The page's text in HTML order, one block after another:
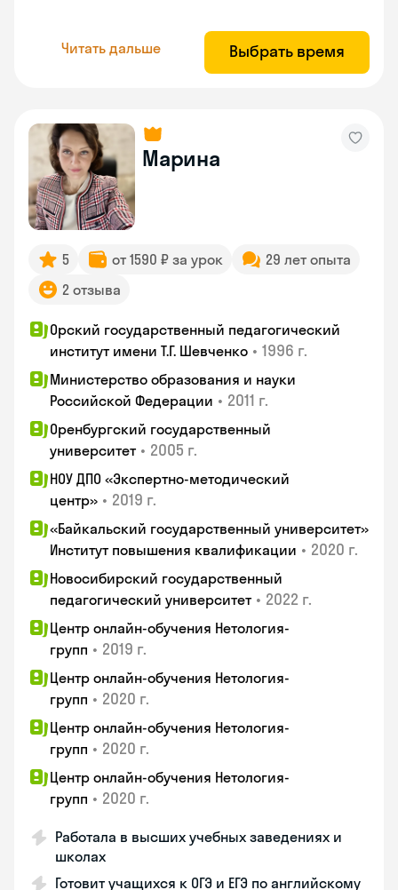
Читать дальше Выбрать время
Марина
5 от 1590 ₽ за урок
29 лет опыта
2 отзыва
Орский государственный педагогический
институт имени Т.Г. Шевченко • 1996 г.
Министерство образования и науки
Российской Федерации • 2011 г.
Оренбургский государственный
университет • 2005 г.
НОУ ДПО «Экспертно-методический
центр» • 2019 г.
«Байкальский государственный университет»
Институт повышения квалификации • 2020 г.
Новосибирский государственный
педагогический университет • 2022 г.
Центр онлайн-обучения Нетология-
групп • 2019 г.
Центр онлайн-обучения Нетология-
групп • 2020 г.
Центр онлайн-обучения Нетология-
групп • 2020 г.
Центр онлайн-обучения Нетология-
групп • 2020 г.
Работала в высших учебных заведениях и
школах
Готовит учащихся к ОГЭ и ЕГЭ по английскому